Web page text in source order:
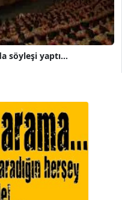
söyleşi yaptı...